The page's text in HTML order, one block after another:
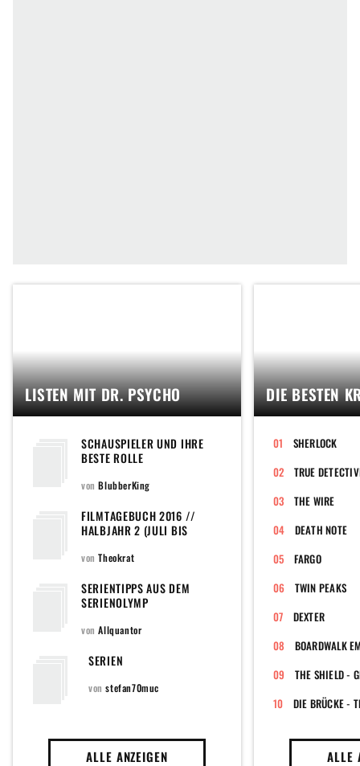
LISTEN MIT DR. PSYCHO
SCHAUSPIELER UND IHRE
BESTE ROLLE
vonBlubberKing
FILMTAGEBUCH 2016 //
HALBJAHR 2 (JULI BIS
vonTheokrat
SERIENTIPPS AUS DEM
SERIENOLYMP
vonAllquantor
SERIEN
vonstefan70muc
ALLE ANZEIGEN
DIE BESTEN
SHERLOCK
TRUE
THE WIRE
DEATH NOTE
FARGO
TWIN PEAKS
DEXTER
BOARDWALK
THE SHIELD -
DIE BRÜCKE -
ALLE